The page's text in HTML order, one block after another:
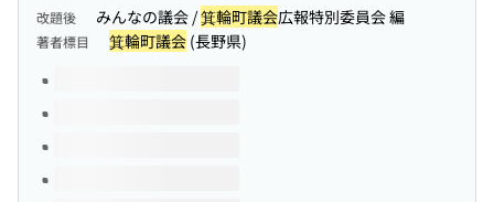
改題後 みんなの議会 /箕輪町議会広報特別委員会 編
著者標目 箕輪町議会 (長野県)
このタイトルの巻号